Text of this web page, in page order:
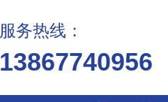
服务热线：
13867740956